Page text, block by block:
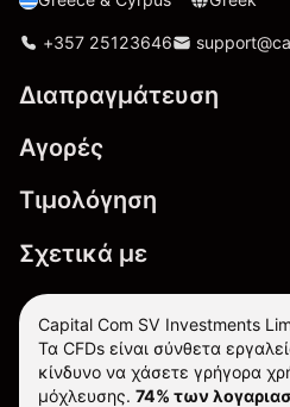
+357 25123646
Διαπραγμάτευση
Αγορές
Τιμολόγηση
Σχετικά με
Capital Com SV Investments
Τα CFDs είναι σύνθετα
κίνδυνο να χάσετε γρήγορα
μόχλευσης. 74% των